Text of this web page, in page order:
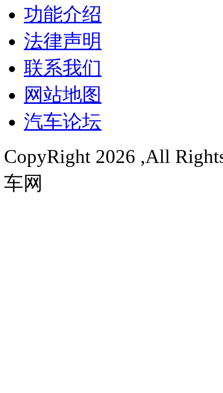
功能介绍
法律声明
联系我们
网站地图
汽车论坛
CopyRight 2026 ,All
车网